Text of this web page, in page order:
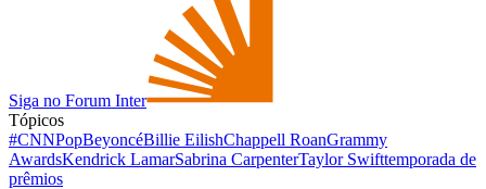
Siga no Forum Inter
Tópicos
#CNNPopBeyoncéBillie EilishChappell RoanGrammy
AwardsKendrick LamarSabrina CarpenterTaylor Swifttemporada de
prêmios